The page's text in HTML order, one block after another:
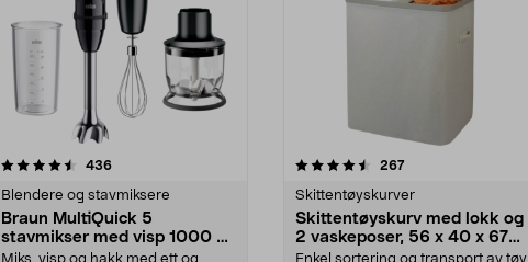
436anmeldelser
Blendere og stavmiksere
Braun MultiQuick 5
stavmikser med visp 1000 W,
MQ50202M
Miks, visp og hakk med ett og
4.5 av 5 stjerner 267anmeldelser
Skittentøyskurver
Skittentøyskurv med lokk og
2 vaskeposer, 56 x 40 x 67
cm
Enkel sortering og transport av tøy
4.5 av 5 stjerner